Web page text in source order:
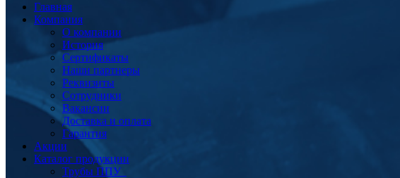
Главная
Компания
О компании
История
Сертификаты
Наши партнеры
Реквизиты
Сотрудники
Вакансии
Доставка и оплата
Гарантия
Акции
Каталог продукции
Трубы ППУ